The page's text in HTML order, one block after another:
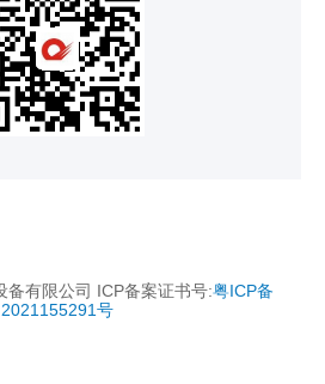
备有限公司 ICP备案证书号:粤ICP备
2021155291号